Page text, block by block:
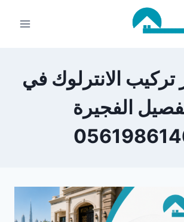
الانترلوك في
الفجيرة